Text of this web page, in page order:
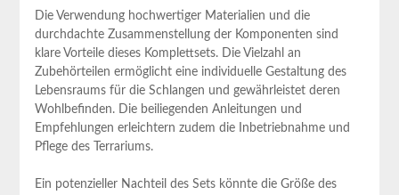
Die Verwendung hochwertiger Materialien und die
durchdachte Zusammenstellung der Komponenten sind
klare Vorteile dieses Komplettsets. Die Vielzahl‍ an
Zubehörteilen ermöglicht eine‍ individuelle Gestaltung des⁤
Lebensraums für die Schlangen und gewährleistet⁤ deren
Wohlbefinden. Die beiliegenden Anleitungen ​und
Empfehlungen erleichtern zudem die Inbetriebnahme und
Pflege des Terrariums.
Ein potenzieller Nachteil ​des Sets könnte ‍die Größe des